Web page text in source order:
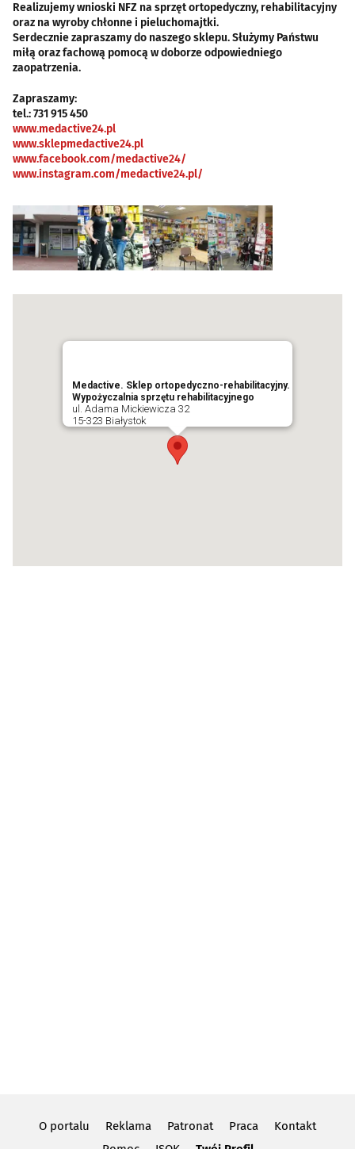
Realizujemy wnioski NFZ na sprzęt ortopedyczny, rehabilitacyjny
oraz na wyroby chłonne i pieluchomajtki.
Serdecznie zapraszamy do naszego sklepu. Służymy Państwu
miłą oraz fachową pomocą w doborze odpowiedniego
zaopatrzenia.
Zapraszamy:
tel.: 731 915 450
www.medactive24.pl
www.sklepmedactive24.pl
www.facebook.com/medactive24/
www.instagram.com/medactive24.pl/
Medactive. Sklep ortopedyczno-rehabilitacyjny.
Wypożyczalnia sprzętu rehabilitacyjnego
ul. Adama Mickiewicza 32
15-323 Białystok
O portalu Reklama Patronat Praca
Kontakt